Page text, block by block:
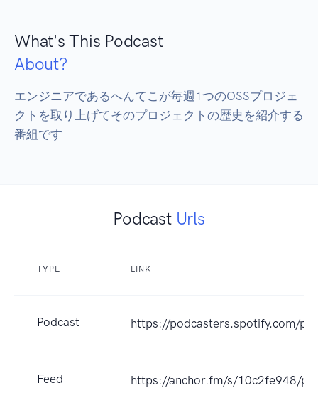
What's This Podcast
About?
エンジニアであるへんてこが毎週1つのOSSプロジェ
クトを取り上げてそのプロジェクトの歴史を紹介する
番組です
Podcast Urls
TYPE LINK
Podcast https://podcasters.spotify.com/
Feed https://anchor.fm/s/10c2fe948/